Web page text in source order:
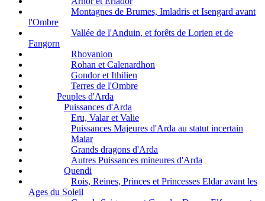
Montagnes de Brumes, Imladris et Isengard avant
l'Ombre
Vallée de l'Anduin, et forêts de Lorien et de
Fangorn
Rhovanion
Rohan et Calenardhon
Gondor et Ithilien
Terres de l'Ombre
Peuples d'Arda
Puissances d'Arda
Eru, Valar et Valie
Puissances Majeures d'Arda au statut incertain
Maiar
Grands dragons d'Arda
Autres Puissances mineures d'Arda
Quendi
Rois, Reines, Princes et Princesses Eldar avant les
Ages du Soleil